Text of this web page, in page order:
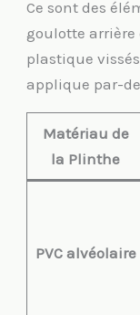
Ce sont des
goulotte arrière
plastique
applique par-
Matériau de
la Plinthe
PVC alvéolaire